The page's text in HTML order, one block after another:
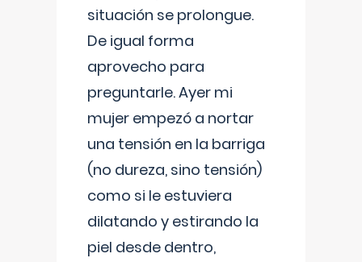
situación se prolongue.
De igual forma
aprovecho para
preguntarle. Ayer mi
mujer empezó a nortar
una tensión en la barriga
(no dureza, sino tensión)
como si le estuviera
dilatando y estirando la
piel desde dentro,